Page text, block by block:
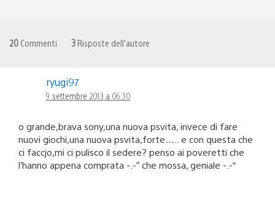
20 Commenti 3 Risposte dell'autore
ryugi97
9 settembre 2013 a 06:30
o grande,brava sony,una nuova psvita, invece di fare
nuovi giochi,una nuova psvita,forte….. e con questa che
ci faccjo,mi ci pulisco il sedere? penso ai poveretti che
l’hanno appena comprata -.-” che mossa, geniale -.-“